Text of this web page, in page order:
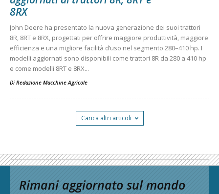
8RX
John Deere ha presentato la nuova generazione dei suoi trattori
8R, 8RT e 8RX, progettati per offrire maggiore produttività, maggiore
efficienza e una migliore facilità d’uso nel segmento 280–410 hp. I
modelli aggiornati sono disponibili come trattori 8R da 280 a 410 hp
e come modelli 8RT e 8RX...
Di Redazione Macchine Agricole
Carica altri articoli
Rimani aggiornato sul mondo